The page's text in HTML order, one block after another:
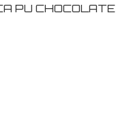
PU CHOCOLATE